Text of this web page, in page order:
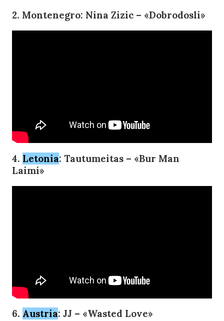
2. Montenegro: Nina Zizic – «Dobrodosli»
4. Letonia: Tautumeitas – «Bur Man
Laimi»
6. Austria: JJ – «Wasted Love»